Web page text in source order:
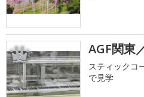
2 AGF関東
スティックコ
で見学